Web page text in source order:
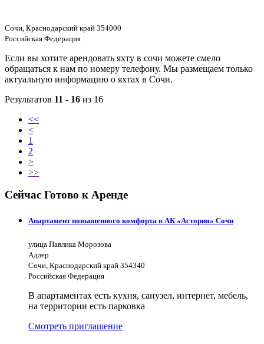
Сочи, Краснодарский край 354000
Российская Федерация
Если вы хотите арендовать яхту в сочи можете смело
обращаться к нам по номеру телефону. Мы размещаем только
актуальную информацию о яхтах в Сочи.
Результатов 11 - 16 из 16
<<
<
1
2
>
>>
Сейчас Готово к Аренде
Апартамент повышенного комфорта в АК «Астория» Сочи
улица Павлика Морозова
Адлер
Сочи, Краснодарский край 354340
Российская Федерация
В апартаментах есть кухня, санузел, интернет, мебель,
на территории есть парковка
Смотреть приглашение